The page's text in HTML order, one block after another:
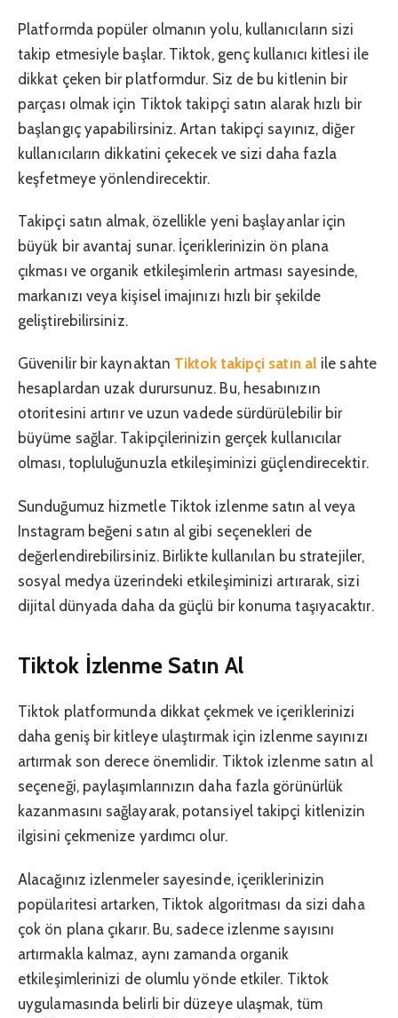
Platformda popüler olmanın yolu, kullanıcıların sizi
takip etmesiyle başlar. Tiktok, genç kullanıcı kitlesi ile
dikkat çeken bir platformdur. Siz de bu kitlenin bir
parçası olmak için Tiktok takipçi satın alarak hızlı bir
başlangıç yapabilirsiniz. Artan takipçi sayınız, diğer
kullanıcıların dikkatini çekecek ve sizi daha fazla
keşfetmeye yönlendirecektir.
Takipçi satın almak, özellikle yeni başlayanlar için
büyük bir avantaj sunar. İçeriklerinizin ön plana
çıkması ve organik etkileşimlerin artması sayesinde,
markanızı veya kişisel imajınızı hızlı bir şekilde
geliştirebilirsiniz.
Güvenilir bir kaynaktan Tiktok takipçi satın al ile sahte
hesaplardan uzak durursunuz. Bu, hesabınızın
otoritesini artırır ve uzun vadede sürdürülebilir bir
büyüme sağlar. Takipçilerinizin gerçek kullanıcılar
olması, topluluğunuzla etkileşiminizi güçlendirecektir.
Sunduğumuz hizmetle Tiktok izlenme satın al veya
Instagram beğeni satın al gibi seçenekleri de
değerlendirebilirsiniz. Birlikte kullanılan bu stratejiler,
sosyal medya üzerindeki etkileşiminizi artırarak, sizi
dijital dünyada daha da güçlü bir konuma taşıyacaktır.
Tiktok İzlenme Satın Al
Tiktok platformunda dikkat çekmek ve içeriklerinizi
daha geniş bir kitleye ulaştırmak için izlenme sayınızı
artırmak son derece önemlidir. Tiktok izlenme satın al
seçeneği, paylaşımlarınızın daha fazla görünürlük
kazanmasını sağlayarak, potansiyel takipçi kitlenizin
ilgisini çekmenize yardımcı olur.
Alacağınız izlenmeler sayesinde, içeriklerinizin
popülaritesi artarken, Tiktok algoritması da sizi daha
çok ön plana çıkarır. Bu, sadece izlenme sayısını
artırmakla kalmaz, aynı zamanda organik
etkileşimlerinizi de olumlu yönde etkiler. Tiktok
uygulamasında belirli bir düzeye ulaşmak, tüm